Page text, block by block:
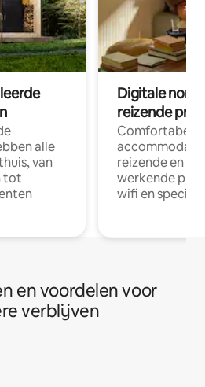
alle
van
tot
Digitale
reizende
Comfortabele
reizende en
werkende
wifi en
en voordelen voor
verblijven